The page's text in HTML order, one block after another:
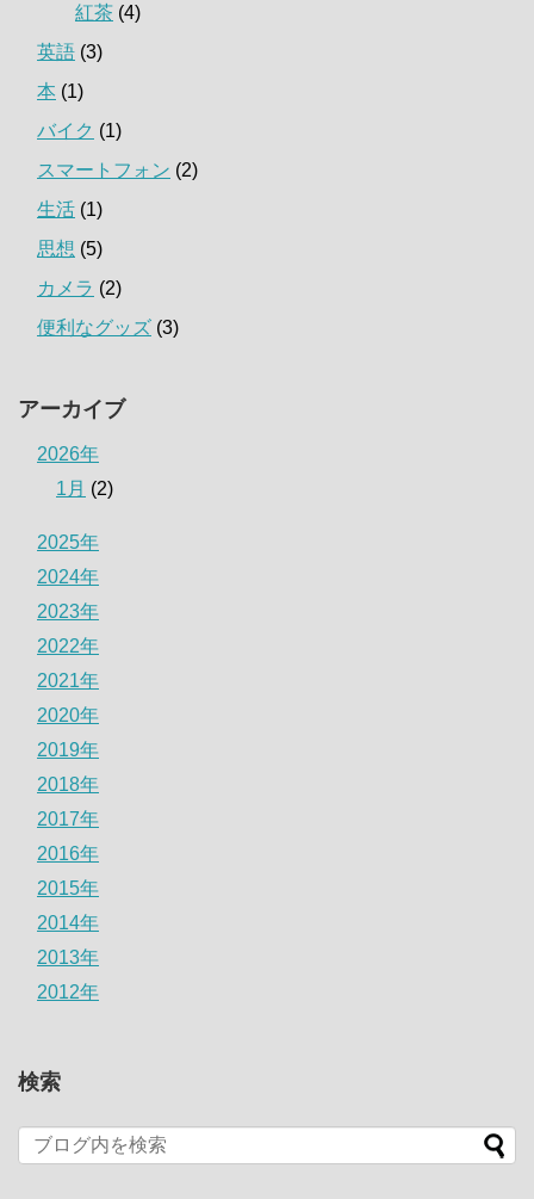
紅茶 (4)
英語 (3)
本 (1)
バイク (1)
スマートフォン (2)
生活 (1)
思想 (5)
カメラ (2)
便利なグッズ (3)
アーカイブ
2026年
1月 (2)
2025年
2024年
2023年
2022年
2021年
2020年
2019年
2018年
2017年
2016年
2015年
2014年
2013年
2012年
検索